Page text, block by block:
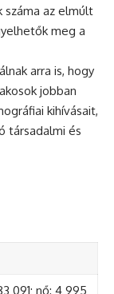
száma az elmúlt
meg a
arra is, hogy
jobban
kihívásait,
társadalmi és
091; nő: 4 995